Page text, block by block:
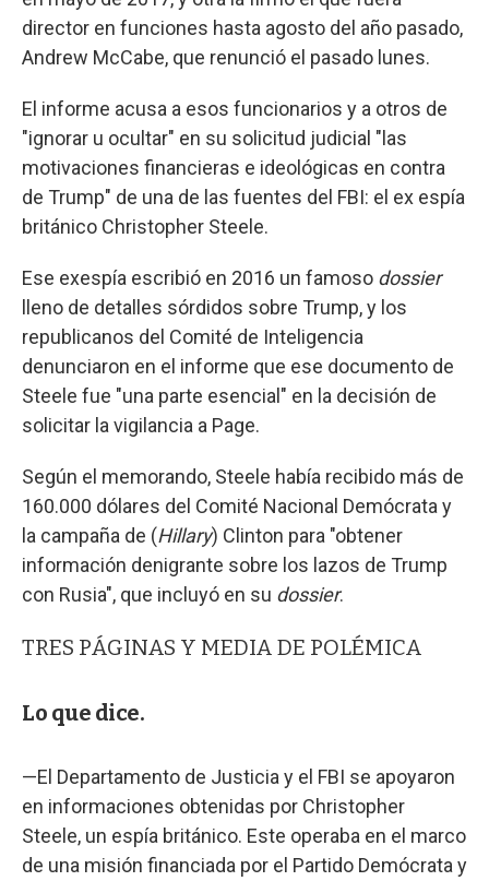
director en funciones hasta agosto del año pasado,
Andrew McCabe, que renunció el pasado lunes.
El informe acusa a esos funcionarios y a otros de
"ignorar u ocultar" en su solicitud judicial "las
motivaciones financieras e ideológicas en contra
de Trump" de una de las fuentes del FBI: el ex espía
británico Christopher Steele.
Ese exespía escribió en 2016 un famoso dossier
lleno de detalles sórdidos sobre Trump, y los
republicanos del Comité de Inteligencia
denunciaron en el informe que ese documento de
Steele fue "una parte esencial" en la decisión de
solicitar la vigilancia a Page.
Según el memorando, Steele había recibido más de
160.000 dólares del Comité Nacional Demócrata y
la campaña de (Hillary) Clinton para "obtener
información denigrante sobre los lazos de Trump
con Rusia", que incluyó en su dossier.
TRES PÁGINAS Y MEDIA DE POLÉMICA
Lo que dice.
—El Departamento de Justicia y el FBI se apoyaron
en informaciones obtenidas por Christopher
Steele, un espía británico. Este operaba en el marco
de una misión financiada por el Partido Demócrata y